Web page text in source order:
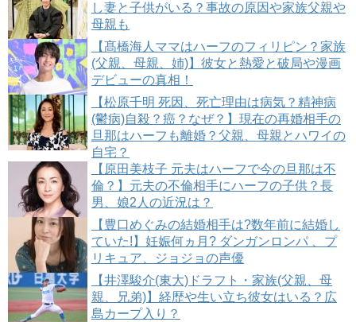
し妻と子供がいる？事故の原因や家族父親や
母親も
【髙橋海人ママはハーフのフィリピン？家族
(父親、母親、姉)】彼女と熱愛と破局や漫画
デビューの真相！
【松原千明 死因、死亡理由は病気？精神病
(鬱病)自殺？癌？なぜ？】現在の再婚相手の
旦那はハーフも離婚？父親、母親とハワイの
自宅？
【原田美枝子 元夫はハーフで今の旦那は不
倫？】元夫の不倫相手にハーフの子供？長
男、娘2人の近況は？
【豊口めぐみの結婚相手は?数年前に結婚し
ていた!】妊娠何ヵ月? ダンガンロンパ 、プ
リキュア、ジョジョの声優
【井澤駿介(東大)ドラフト・家族(父親、母
親、兄弟)】経歴や生い立ち彼女はいる？広
島カープ入り？